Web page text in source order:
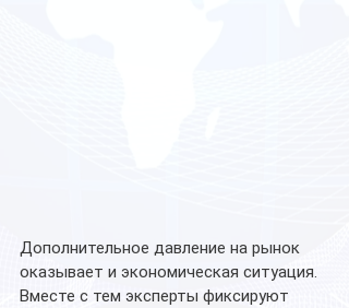
Дополнительное давление на рынок
оказывает и экономическая ситуация.
Вместе с тем эксперты фиксируют